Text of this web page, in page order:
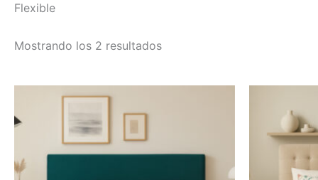
Flexible
Mostrando los 2 resultados
Este
producto
varias